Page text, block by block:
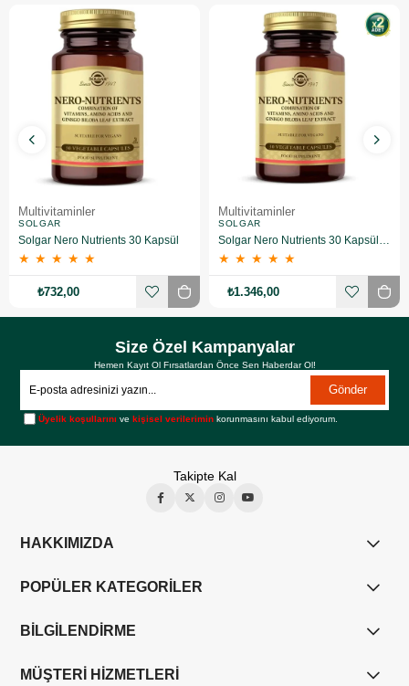
Multivitaminler
SOLGAR
Solgar Nero Nutrients 30 Kapsül
★ ★ ★ ★ ★
₺732,00
Multivitaminler
SOLGAR
★ ★ ★ ★ ★
₺1.346,00
Size Özel Kampanyalar
Hemen Kayıt Ol Fırsatlardan Önce Sen Haberdar Ol!
Gönder
Üyelik koşullarını vekişisel verilerimin korunmasını kabul ediyorum.
Takipte Kal
HAKKIMIZDA
POPÜLER KATEGORİLER
BİLGİLENDİRME
MÜŞTERİ HİZMETLERİ